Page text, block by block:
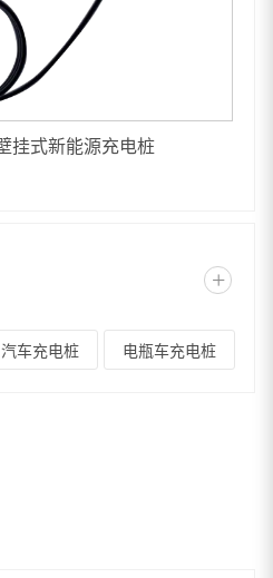
挂式新能源充电桩
+
汽车充电桩 电瓶车充电桩